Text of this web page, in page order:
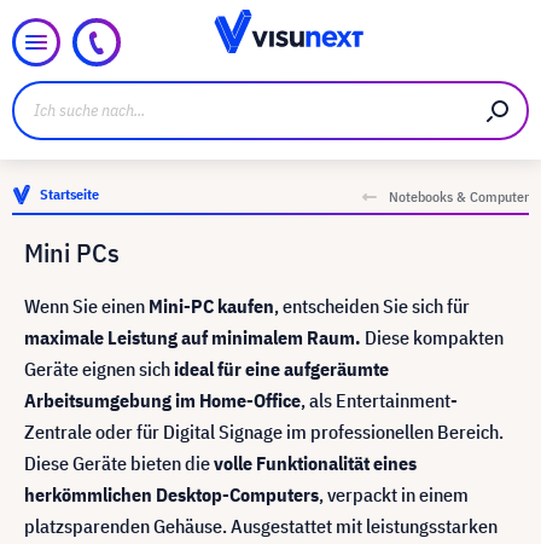
Startseite Notebooks & Computer
Mini PCs
Wenn Sie einen Mini-PC kaufen, entscheiden Sie sich für
maximale Leistung auf minimalem Raum. Diese kompakten
Geräte eignen sichideal für eine aufgeräumte
Arbeitsumgebung im Home-Office, als Entertainment-
Zentrale oder für Digital Signage im professionellen Bereich.
Diese Geräte bieten dievolle Funktionalität eines
herkömmlichen Desktop-Computers, verpackt in einem
platzsparenden Gehäuse. Ausgestattet mit leistungsstarken